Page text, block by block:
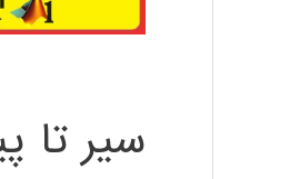
سیر تا